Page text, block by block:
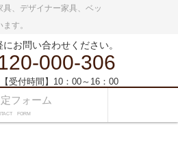
、デザイナー家具、ベッ
す。
にお問い合わせください。
000-306
【受付時間】10：00～16：00
フォーム
FORM